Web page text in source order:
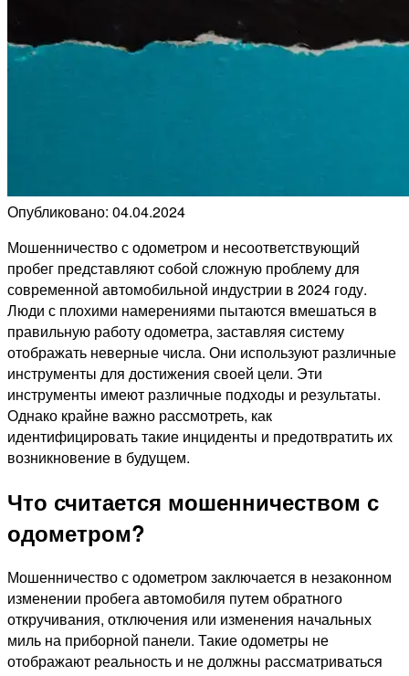
Опубликовано: 04.04.2024
Мошенничество с одометром и несоответствующий
пробег представляют собой сложную проблему для
современной автомобильной индустрии в 2024 году.
Люди с плохими намерениями пытаются вмешаться в
правильную работу одометра, заставляя систему
отображать неверные числа. Они используют различные
инструменты для достижения своей цели. Эти
инструменты имеют различные подходы и результаты.
Однако крайне важно рассмотреть, как
идентифицировать такие инциденты и предотвратить их
возникновение в будущем.
Что считается мошенничеством с
одометром?
Мошенничество с одометром заключается в незаконном
изменении пробега автомобиля путем обратного
откручивания, отключения или изменения начальных
миль на приборной панели. Такие одометры не
отображают реальность и не должны рассматриваться